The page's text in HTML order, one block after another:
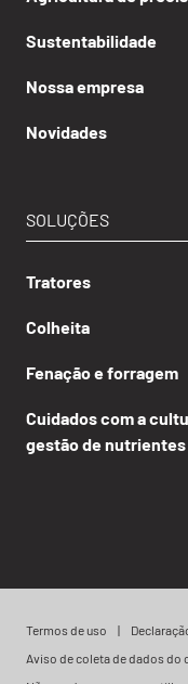
Sustentabilidade
Nossa empresa
Novidades
SOLUÇÕES
Tratores
Colheita
Fenação e forragem
Cuidados com a
gestão de nutrientes
Termos de uso
Aviso de coleta de dados do